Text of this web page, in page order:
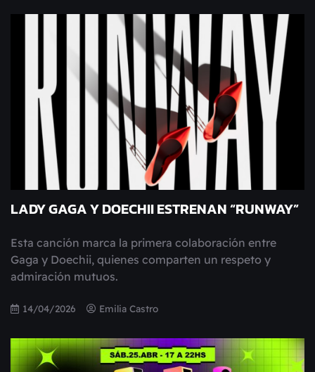
LADY GAGA Y DOECHII ESTRENAN “RUNWAY”
Esta canción marca la primera colaboración entre
Gaga y Doechii, quienes comparten un respeto y
admiración mutuos.
14/04/2026 Emilia Castro